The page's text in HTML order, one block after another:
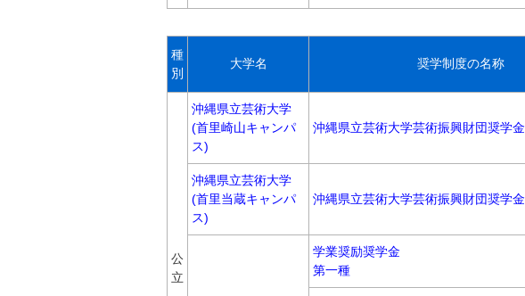
種
別
大学名 奨学制度の名称
公
立
沖縄県立芸術大学
(首里崎山キャンパ
ス)
沖縄県立芸術大学芸術振興財団奨学金
沖縄県立芸術大学
(首里当蔵キャンパ
ス)
沖縄県立芸術大学芸術振興財団奨学金
学業奨励奨学金
第一種